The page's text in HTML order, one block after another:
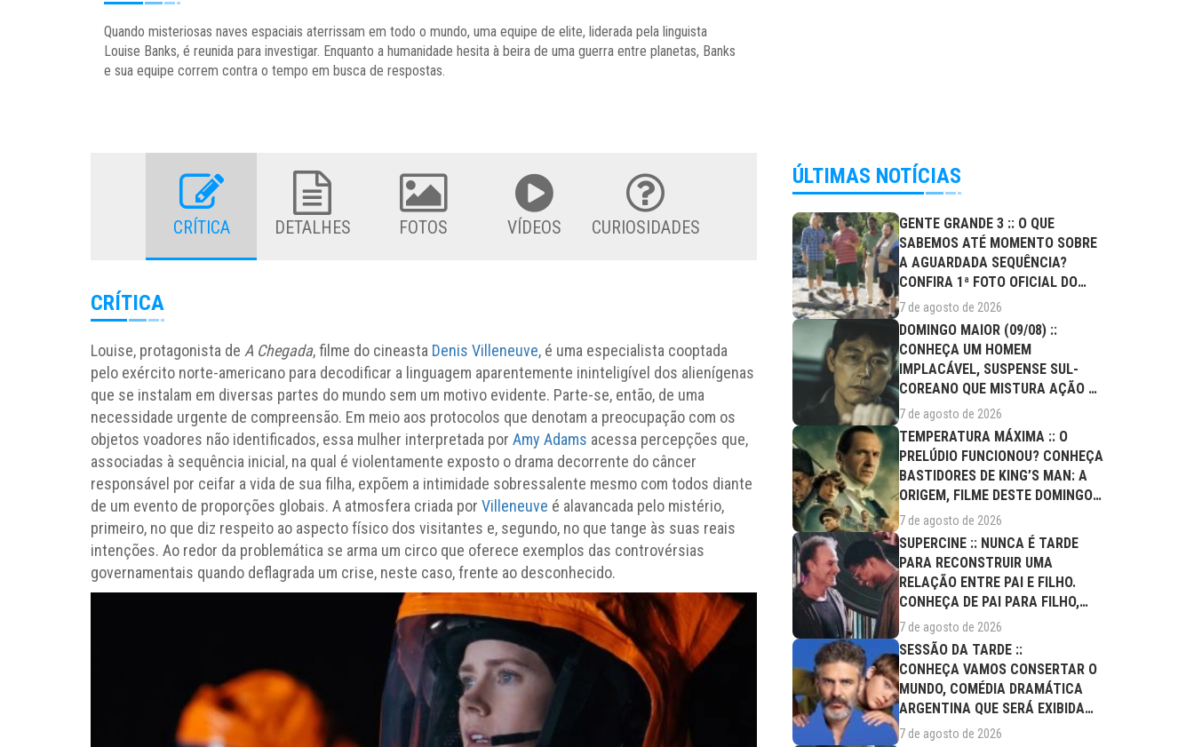
Quando misteriosas naves espaciais aterrissam em todo o mundo, uma equipe de elite, liderada pela linguista
Louise Banks, é reunida para investigar. Enquanto a humanidade hesita à beira de uma guerra entre planetas, Banks
e sua equipe correm contra o tempo em busca de respostas.
CRÍTICA DETALHES FOTOS VÍDEOS CURIOSIDADES
CRÍTICA
Louise, protagonista de A Chegada, filme do cineasta Denis Villeneuve, é uma especialista cooptada
pelo exército norte-americano para decodificar a linguagem aparentemente ininteligível dos alienígenas
que se instalam em diversas partes do mundo sem um motivo evidente. Parte-se, então, de uma
necessidade urgente de compreensão. Em meio aos protocolos que denotam a preocupação com os
objetos voadores não identificados, essa mulher interpretada por Amy Adams acessa percepções que,
associadas à sequência inicial, na qual é violentamente exposto o drama decorrente do câncer
responsável por ceifar a vida de sua filha, expõem a intimidade sobressalente mesmo com todos diante
de um evento de proporções globais. A atmosfera criada por Villeneuve é alavancada pelo mistério,
primeiro, no que diz respeito ao aspecto físico dos visitantes e, segundo, no que tange às suas reais
intenções. Ao redor da problemática se arma um circo que oferece exemplos das controvérsias
governamentais quando deflagrada um crise, neste caso, frente ao desconhecido.
ÚLTIMAS NOTÍCIAS
GENTE GRANDE 3 :: O QUE
SABEMOS ATÉ MOMENTO SOBRE
A AGUARDADA SEQUÊNCIA?
CONFIRA 1ª FOTO OFICIAL DO
ELENCO!
7 de agosto de 2026
DOMINGO MAIOR (09/08) ::
CONHEÇA UM HOMEM
IMPLACÁVEL, SUSPENSE SUL-
COREANO QUE MISTURA AÇÃO E
DRAMA FAMILIAR
7 de agosto de 2026
TEMPERATURA MÁXIMA :: O
PRELÚDIO FUNCIONOU? CONHEÇA
BASTIDORES DE KING’S MAN: A
ORIGEM, FILME DESTE DOMINGO
(09/08)
7 de agosto de 2026
SUPERCINE :: NUNCA É TARDE
PARA RECONSTRUIR UMA
RELAÇÃO ENTRE PAI E FILHO.
CONHEÇA DE PAI PARA FILHO,
FILME DESTE...
7 de agosto de 2026
SESSÃO DA TARDE ::
CONHEÇA VAMOS CONSERTAR O
MUNDO, COMÉDIA DRAMÁTICA
ARGENTINA QUE SERÁ EXIBIDA
NESTA SEXTA (07/08)
7 de agosto de 2026